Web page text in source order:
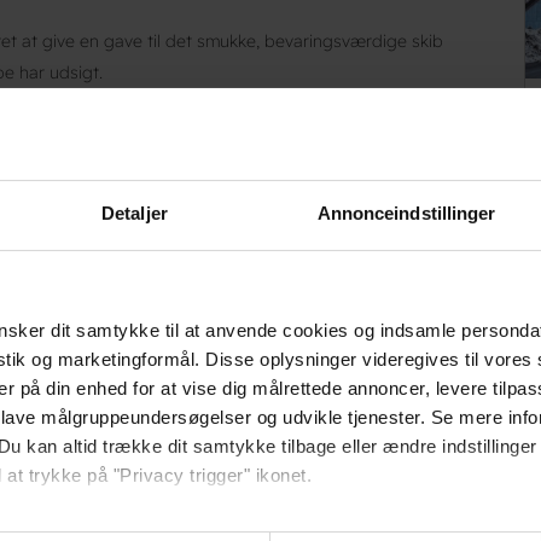
Detaljer Annonceindstillinger
dit samtykke til at anvende cookies og indsamle
og marketingformål. Disse oplysninger videregives til vores
på din enhed for at vise dig målrettede annoncer, levere
målgruppeundersøgelser og udvikle tjenester. Se mere
kan altid trække dit samtykke tilbage eller ændre indstillinger
trykke på "Privacy trigger" ikonet.
gerne:
at give en gave til det smukke, bevaringsværdige skib
har udsigt.
tvivl om, at det Ribes mest fotograferede motiv. (..) Nogle af
bo godt og billigt.
her